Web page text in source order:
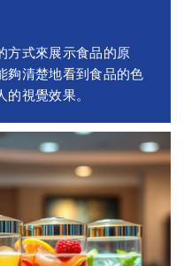
方式來展示食品的原
夠清楚地看到食品的色
視覺效果。